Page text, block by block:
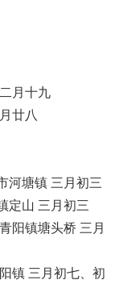
月十九
廿八
河塘镇 三月初三
定山 三月初三
阳镇塘头桥 三月
镇 三月初七、初